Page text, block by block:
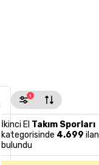
1
İkinci El Takım Sporları
kategorisinde 4.699 ilan
bulundu